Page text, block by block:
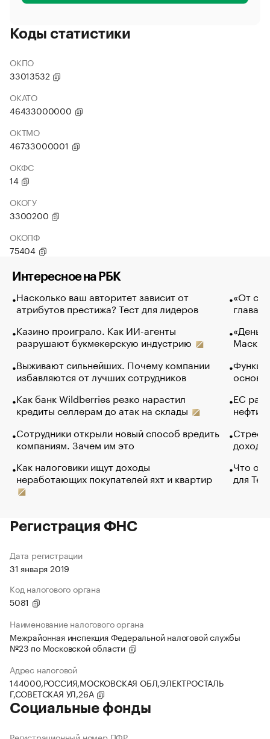
Коды статистики
ОКПО
33013532
ОКАТО
46433000000
ОКТМО
46733000001
ОКФС
14
ОКОГУ
3300200
ОКОПФ
75404
Интересное на РБК
Насколько ваш авторитет зависит от
атрибутов престижа? Тест для лидеров
Казино проиграло. Как ИИ-агенты
разрушают букмекерскую индустрию
Выживают сильнейших. Почему компании
избавляются от лучших сотрудников
Как банк Wildberries резко нарастил
кредиты селлерам до атак на склады
Сотрудники открыли новый способ вредить
компаниям. Зачем им это
Как налоговики ищут доходы
неработающих покупателей яхт и квартир
«От
глава
Маск в
основ
ЕС
нефти
Что
для
Регистрация ФНС
Дата регистрации
31 января 2019
Код налогового органа
5081
Наименование налогового органа
Межрайонная инспекция Федеральной налоговой службы
№23 по Московской области
Адрес налоговой
144000,РОССИЯ,МОСКОВСКАЯ ОБЛ,ЭЛЕКТРОСТАЛЬ
Г,СОВЕТСКАЯ УЛ,26А
Социальные фонды